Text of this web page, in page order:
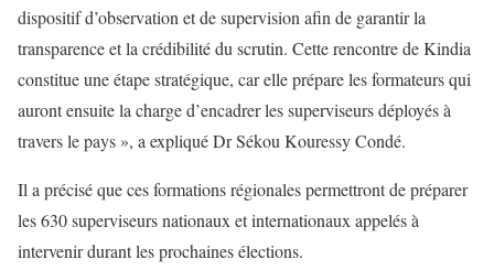
dispositif d’observation et de supervision afin de garantir la
transparence et la crédibilité du scrutin. Cette rencontre de Kindia
constitue une étape stratégique, car elle prépare les formateurs qui
auront ensuite la charge d’encadrer les superviseurs déployés à
travers le pays », a expliqué Dr Sékou Kouressy Condé.
Il a précisé que ces formations régionales permettront de préparer
les 630 superviseurs nationaux et internationaux appelés à
intervenir durant les prochaines élections.